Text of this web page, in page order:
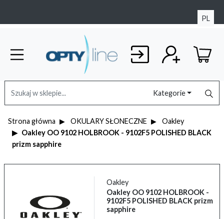
PL
Kategorie
Strona główna OKULARY SŁONECZNE
Oakley
Oakley OO 9102 HOLBROOK - 9102F5 POLISHED BLACK
prizm sapphire
Oakley
Oakley OO 9102 HOLBROOK -
9102F5 POLISHED BLACK prizm
sapphire